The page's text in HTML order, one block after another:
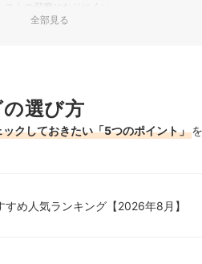
トの邪魔になりにくい
グ
全部見る
選び方
クしておきたい「5つのポイント」
め人気ランキング【2026年8月】